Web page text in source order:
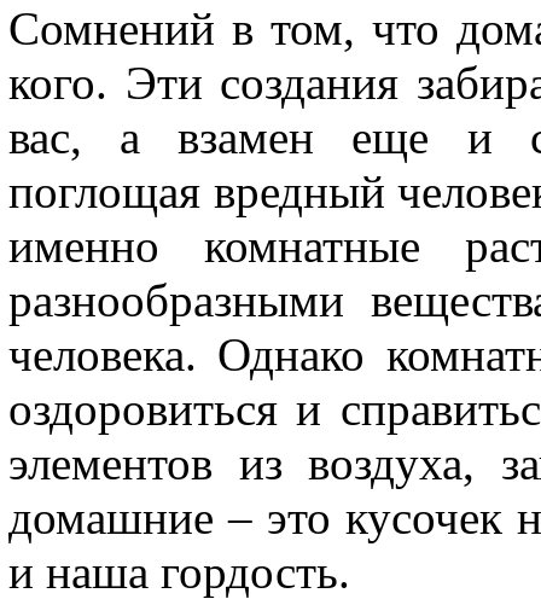
Сомнений в том, что
кого. Эти создания
вас, а взамен еще и
поглощая вредный
именно комнатные
разнообразными
человека. Однако
оздоровиться и
элементов из воздуха,
домашние – это кусочек
и наша гордость.